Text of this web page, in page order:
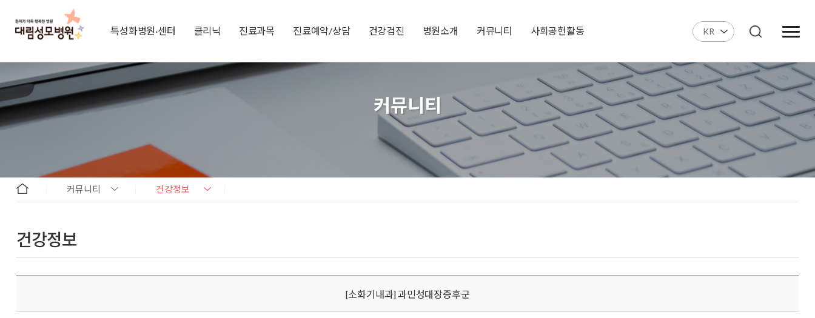
특성화병원·센터 클리닉 진료과목 진료예약/상담 건강검진 병원소개 커뮤니티 사회공헌활동 KR
커뮤니티
커뮤니티 건강정보
건강정보
[소화기내과] 과민성대장증후군